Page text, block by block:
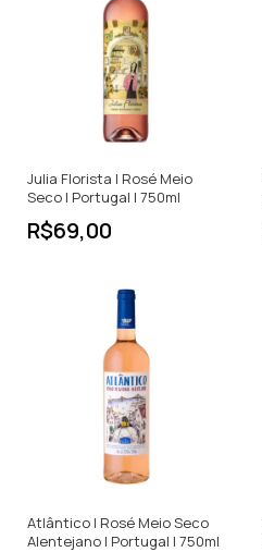
Julia Florista | Rosé Meio
Seco | Portugal | 750ml
R$69,00
Atlântico | Rosé Meio Seco
Alentejano | Portugal | 750ml